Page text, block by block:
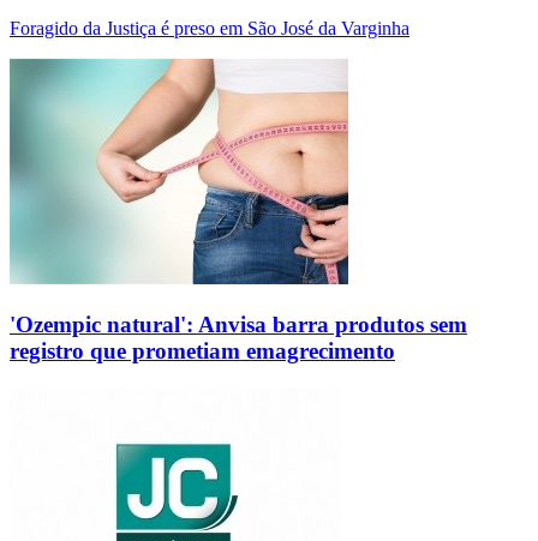
Foragido da Justiça é preso em São José da Varginha
'Ozempic natural': Anvisa barra produtos sem
registro que prometiam emagrecimento